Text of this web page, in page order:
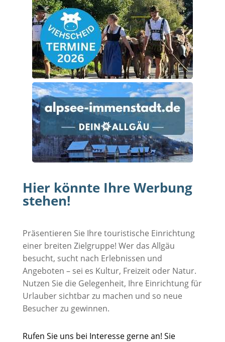
Hier könnte Ihre Werbung
stehen!
Präsentieren Sie Ihre touristische Einrichtung
einer breiten Zielgruppe! Wer das Allgäu
besucht, sucht nach Erlebnissen und
Angeboten – sei es Kultur, Freizeit oder Natur.
Nutzen Sie die Gelegenheit, Ihre Einrichtung für
Urlauber sichtbar zu machen und so neue
Besucher zu gewinnen.
Rufen Sie uns bei Interesse gerne an! Sie